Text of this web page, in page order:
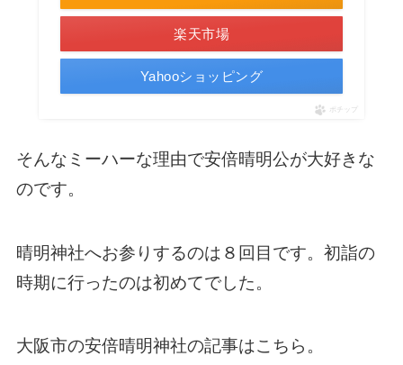
楽天市場
Yahooショッピング
ポチップ
そんなミーハーな理由で安倍晴明公が大好きな
のです。
晴明神社へお参りするのは８回目です。初詣の
時期に行ったのは初めてでした。
大阪市の安倍晴明神社の記事はこちら。